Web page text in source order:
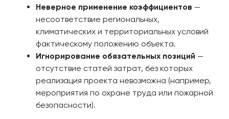
Неверное применение коэффициентов —
несоответствие региональных,
климатических и территориальных условий
фактическому положению объекта.
Игнорирование обязательных позиций —
отсутствие статей затрат, без которых
реализация проекта невозможна (например,
мероприятия по охране труда или пожарной
безопасности).